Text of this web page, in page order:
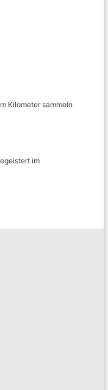
Kilometer sammeln
im